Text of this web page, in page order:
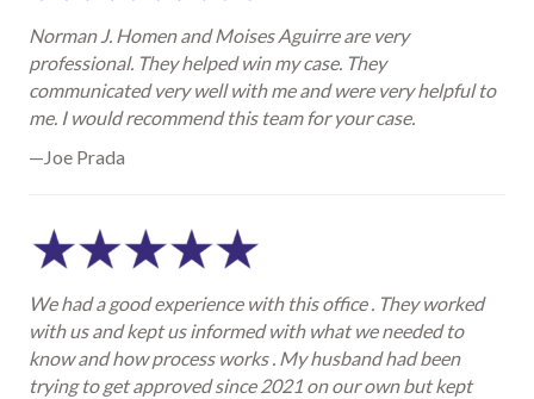
Norman J. Homen and Moises Aguirre are very
professional. They helped win my case. They
communicated very well with me and were very helpful to
me. I would recommend this team for your case.
—Joe Prada
We had a good experience with this office . They worked
with us and kept us informed with what we needed to
know and how process works . My husband had been
trying to get approved since 2021 on our own but kept